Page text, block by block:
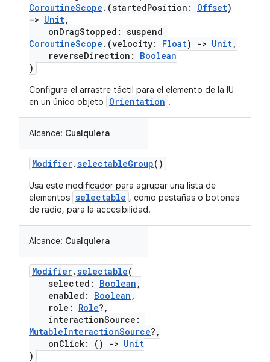
CoroutineScope .(startedPosition: Offset)
-> Unit,
onDragStopped: suspend
CoroutineScope .(velocity: Float) -> Unit,
reverseDirection: Boolean
)
Configura el arrastre táctil para el elemento de la IU
en un único objeto
Orientation .
Alcance: Cualquiera
Modifier.selectableGroup()
Usa este modificador para agrupar una lista de
elementos selectable , como pestañas o botones
de radio, para la accesibilidad.
Alcance: Cualquiera
Modifier.selectable(
selected: Boolean ,
enabled: Boolean ,
role: Role?,
interactionSource:
MutableInteractionSource?,
onClick: ()
-> Unit
)